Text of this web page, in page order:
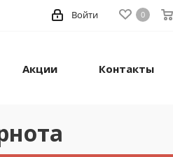
0
Войти
Акции Контакты